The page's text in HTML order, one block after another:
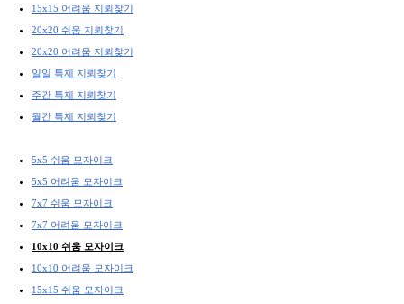
15x15 어려움 지뢰찾기
20x20 쉬움 지뢰찾기
20x20 어려움 지뢰찾기
일일 특제 지뢰찾기
주간 특제 지뢰찾기
월간 특제 지뢰찾기
5x5 쉬움 모자이크
5x5 어려움 모자이크
7x7 쉬움 모자이크
7x7 어려움 모자이크
10x10 쉬움 모자이크
10x10 어려움 모자이크
15x15 쉬움 모자이크